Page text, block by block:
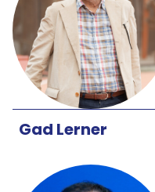
Gad Lerner